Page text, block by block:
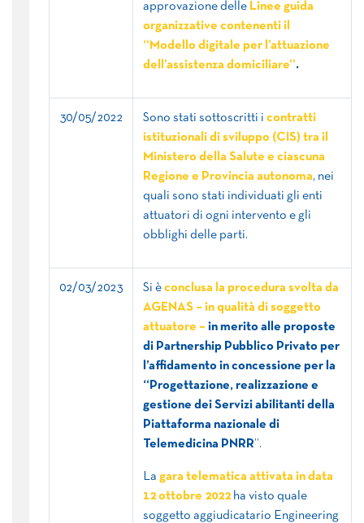
approvazione delle Linee guida
organizzative contenenti il
“Modello digitale per l’attuazione
dell’assistenza domiciliare”.
30/05/2022 Sono stati sottoscritti i contratti
istituzionali di sviluppo (CIS) tra il
Ministero della Salute e ciascuna
Regione e Provincia autonoma, nei
quali sono stati individuati gli enti
attuatori di ogni intervento e gli
obblighi delle parti.
02/03/2023 Si è conclusa la procedura svolta da
AGENAS – in qualità di soggetto
attuatore – in merito alle proposte
di Partnership Pubblico Privato per
l’affidamento in concessione per la
“Progettazione, realizzazione e
gestione dei Servizi abilitanti della
Piattaforma nazionale di
Telemedicina PNRR”.
La gara telematica attivata in data
12 ottobre 2022 ha visto quale
soggetto aggiudicatario Engineering